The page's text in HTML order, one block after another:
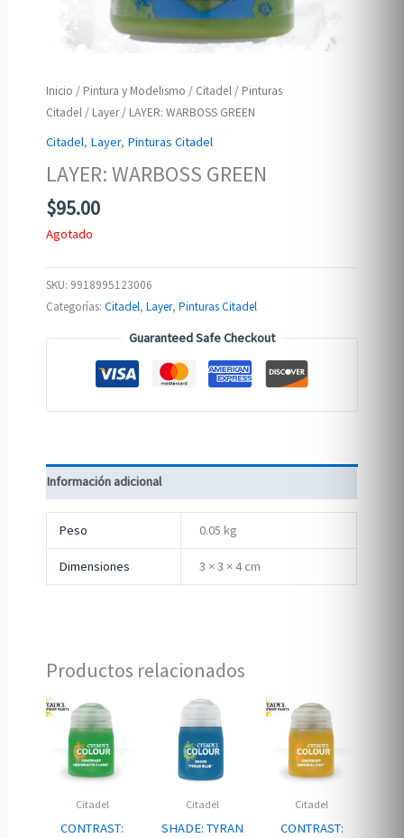
Inicio / Pintura y Modelismo / Citadel / Pinturas
Citadel / Layer/ LAYER: WARBOSS GREEN
Citadel, Layer, Pinturas Citadel
LAYER: WARBOSS GREEN
$95.00
Agotado
SKU: 9918995123006
Categorías:Citadel,Layer,Pinturas Citadel
Guaranteed Safe Checkout
Información adicional
Peso 0.05 kg
Dimensiones 3 × 3 × 4 cm
Productos relacionados
Citadel
CONTRAST:
Citadel
SHADE: TYRAN
Citadel
CONTRAST: